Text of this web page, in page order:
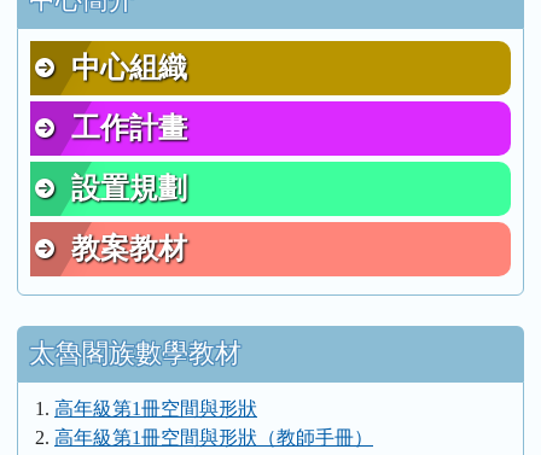
中心組織
工作計畫
設置規劃
教案教材
太魯閣族數學教材
高年級第1冊空間與形狀
高年級第1冊空間與形狀（教師手冊）